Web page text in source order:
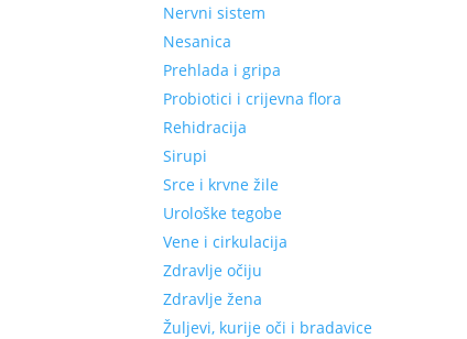
Nervni sistem
Nesanica
Prehlada i gripa
Probiotici i crijevna flora
Rehidracija
Sirupi
Srce i krvne žile
Urološke tegobe
Vene i cirkulacija
Zdravlje očiju
Zdravlje žena
Žuljevi, kurije oči i bradavice